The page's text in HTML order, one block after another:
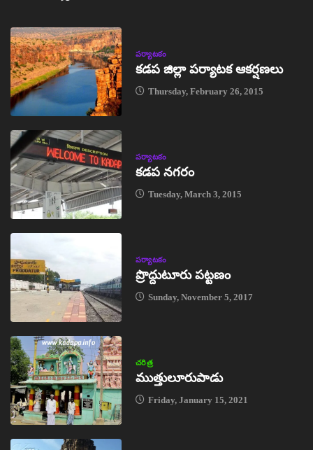
పర్యాటకం
కడప జిల్లా పర్యాటక ఆకర్షణలు
Thursday, February 26, 2015
పర్యాటకం
కడప నగరం
Tuesday, March 3, 2015
పర్యాటకం
ప్రొద్దుటూరు పట్టణం
Sunday, November 5, 2017
చరిత్ర
ముత్తులూరుపాడు
Friday, January 15, 2021